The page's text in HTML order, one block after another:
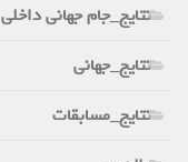
نتایج_جام جهانی داخلی
نتایج_جهانی
نتایج_مسابقات